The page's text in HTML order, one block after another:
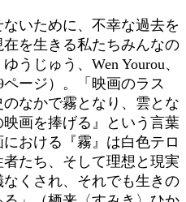
いために、不幸な過去を
を生きる私たちみんなの
うじゅう、Wen Yourou、
ージ）。「映画のラス
なかで霧となり、雲とな
画を捧げる』という言葉
おける『霧』は白色テロ
たち、そして理想と現実
くされ、それでも生きの